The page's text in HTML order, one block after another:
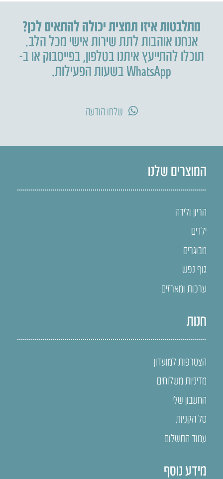
מתלבטות איזו תמצית יכולה להתאים לכן?
אנחנו אוהבות לתת שירות אישי מכל הלב.
תוכלו להתייעץ איתנו בטלפון,בפייסבוק או ב-
WhatsApp בשעות הפעילות.
שלחו הודעה
המוצרים שלנו
הריון ולידה
ילדים
מבוגרים
גוף נפש
ערכות ומארזים
חנות
הצטרפות למועדון
מדיניות משלוחים
החשבון שלי
סל הקניות
עמוד התשלום
מידע נוסף